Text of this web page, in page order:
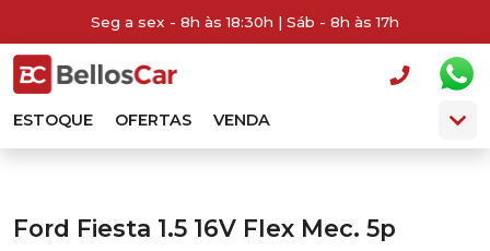
Seg a sex - 8h às 18:30h | Sáb - 8h às 17h
ESTOQUE OFERTAS VENDA
Ford Fiesta 1.5 16V Flex Mec. 5p